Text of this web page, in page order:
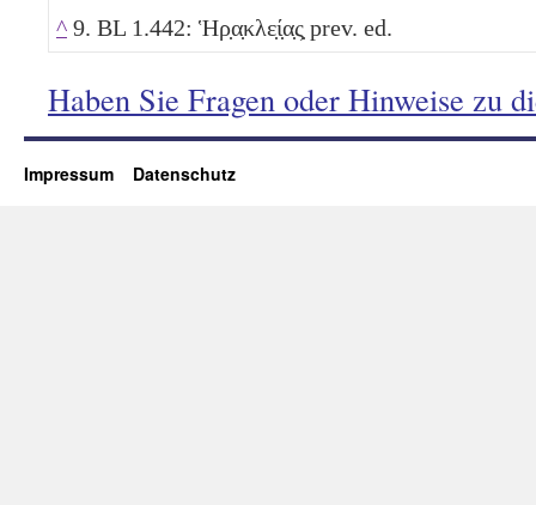
^ 9. BL 1.442: Ἡρ̣α̣κλε̣ί̣α̣ς̣ prev. ed.
Haben Sie Fragen oder Hinweise zu
Impressum Datenschutz